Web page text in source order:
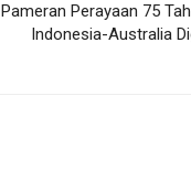
Pameran Perayaan 75
Indonesia-Australia